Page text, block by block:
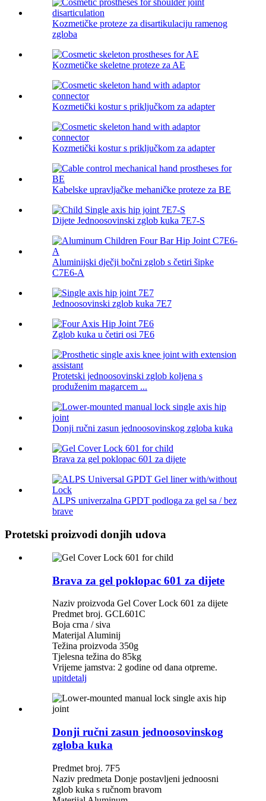
Kozmetičke proteze za disartikulaciju ramenog
zgloba
Kozmetičke skeletne proteze za AE
Kozmetički kostur s priključkom za adapter
Kozmetički kostur s priključkom za adapter
Kabelske upravljačke mehaničke proteze za BE
Dijete Jednoosovinski zglob kuka 7E7-S
Aluminijski dječji bočni zglob s četiri šipke
C7E6-A
Jednoosovinski zglob kuka 7E7
Zglob kuka u četiri osi 7E6
Protetski jednoosovinski zglob koljena s
produženim magarcem ...
Donji ručni zasun jednoosovinskog zgloba kuka
Brava za gel poklopac 601 za dijete
ALPS univerzalna GPDT podloga za gel sa / bez
brave
Protetski proizvodi donjih udova
Brava za gel poklopac 601 za dijete
Naziv proizvoda Gel Cover Lock 601 za dijete
Predmet broj. GCL601C
Boja crna / siva
Materijal Aluminij
Težina proizvoda 350g
Tjelesna težina do 85kg
Vrijeme jamstva: 2 godine od dana otpreme.
upitdetalj
Donji ručni zasun jednoosovinskog
zgloba kuka
Predmet broj. 7F5
Naziv predmeta Donje postavljeni jednoosni
zglob kuka s ručnom bravom